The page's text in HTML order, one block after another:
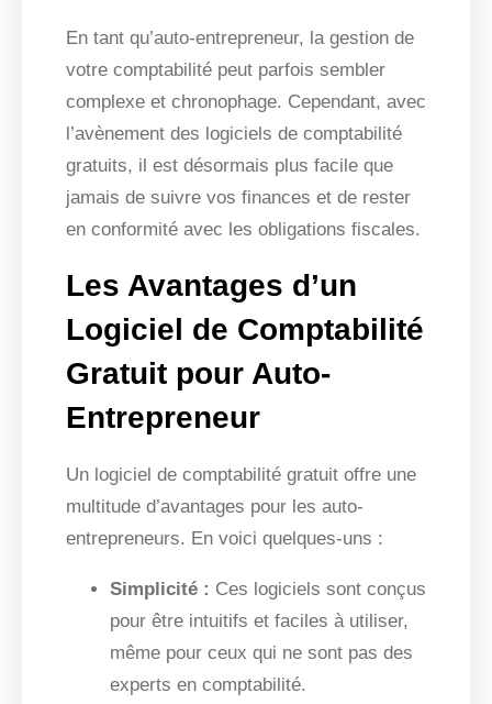
En tant qu’auto-entrepreneur, la gestion de
votre comptabilité peut parfois sembler
complexe et chronophage. Cependant, avec
l’avènement des logiciels de comptabilité
gratuits, il est désormais plus facile que
jamais de suivre vos finances et de rester
en conformité avec les obligations fiscales.
Les Avantages d’un
Logiciel de Comptabilité
Gratuit pour Auto-
Entrepreneur
Un logiciel de comptabilité gratuit offre une
multitude d’avantages pour les auto-
entrepreneurs. En voici quelques-uns :
Simplicité : Ces logiciels sont conçus
pour être intuitifs et faciles à utiliser,
même pour ceux qui ne sont pas des
experts en comptabilité.